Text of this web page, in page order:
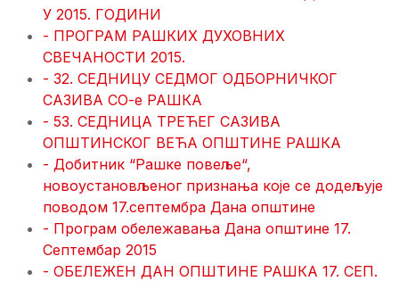
У 2015. ГОДИНИ
- ПРОГРАМ РАШКИХ ДУХОВНИХ
СВЕЧАНОСТИ 2015.
- 32. СЕДНИЦУ СЕДМОГ ОДБОРНИЧКОГ
САЗИВА СО-е РАШКА
- 53. СЕДНИЦA ТРЕЋЕГ САЗИВА
ОПШТИНСКОГ ВЕЋА ОПШТИНЕ РАШКА
- Добитник “Рашке повеље“,
новоустановљеног признања које се додељује
поводом 17.септембра Дана општине
- Програм обележавања Дана општине 17.
Септембар 2015
- ОБЕЛЕЖЕН ДАН ОПШТИНЕ РАШКА 17. СЕП.